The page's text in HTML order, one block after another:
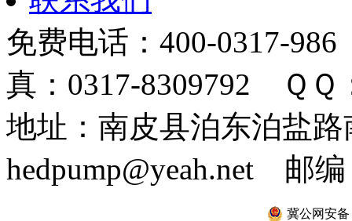
免费电话：400-0317-
真：0317-8309792 ＱＱ
地址：南皮县泊东泊盐
hedpump@yeah.net 邮编
冀公网安备